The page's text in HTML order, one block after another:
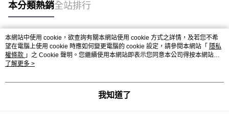
本分類熱銷全站排行
熱門標籤
本網站中使用 cookie，欲查詢有關本網站使用 cookie 方式之詳情，及若您不希
望在電腦上使用 cookie 時應如何變更電腦的 cookie 設定，請參閱本網站「 隱私
權條款 」之 Cookie 聲明。您繼續使用本網站即表示您同意本公司得按本網站使
用條款之 Cookie 聲明使用 cookie。
了解更多 >
我知道了